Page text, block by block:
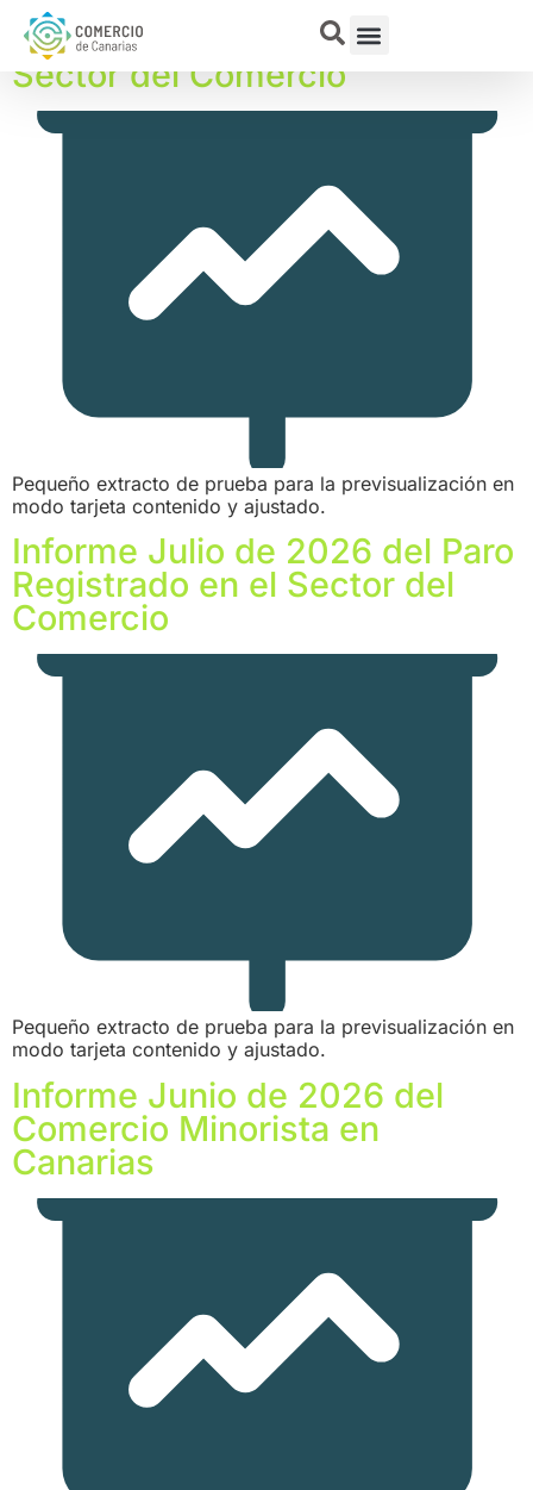
Contratos Registrado en el
Sector del Comercio
Pequeño extracto de prueba para la previsualización en
modo tarjeta contenido y ajustado.
Informe Julio de 2026 del Paro
Registrado en el Sector del
Comercio
Pequeño extracto de prueba para la previsualización en
modo tarjeta contenido y ajustado.
Informe Junio de 2026 del
Comercio Minorista en
Canarias